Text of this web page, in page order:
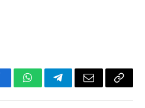
WhatsAppTelegramEmail Copy